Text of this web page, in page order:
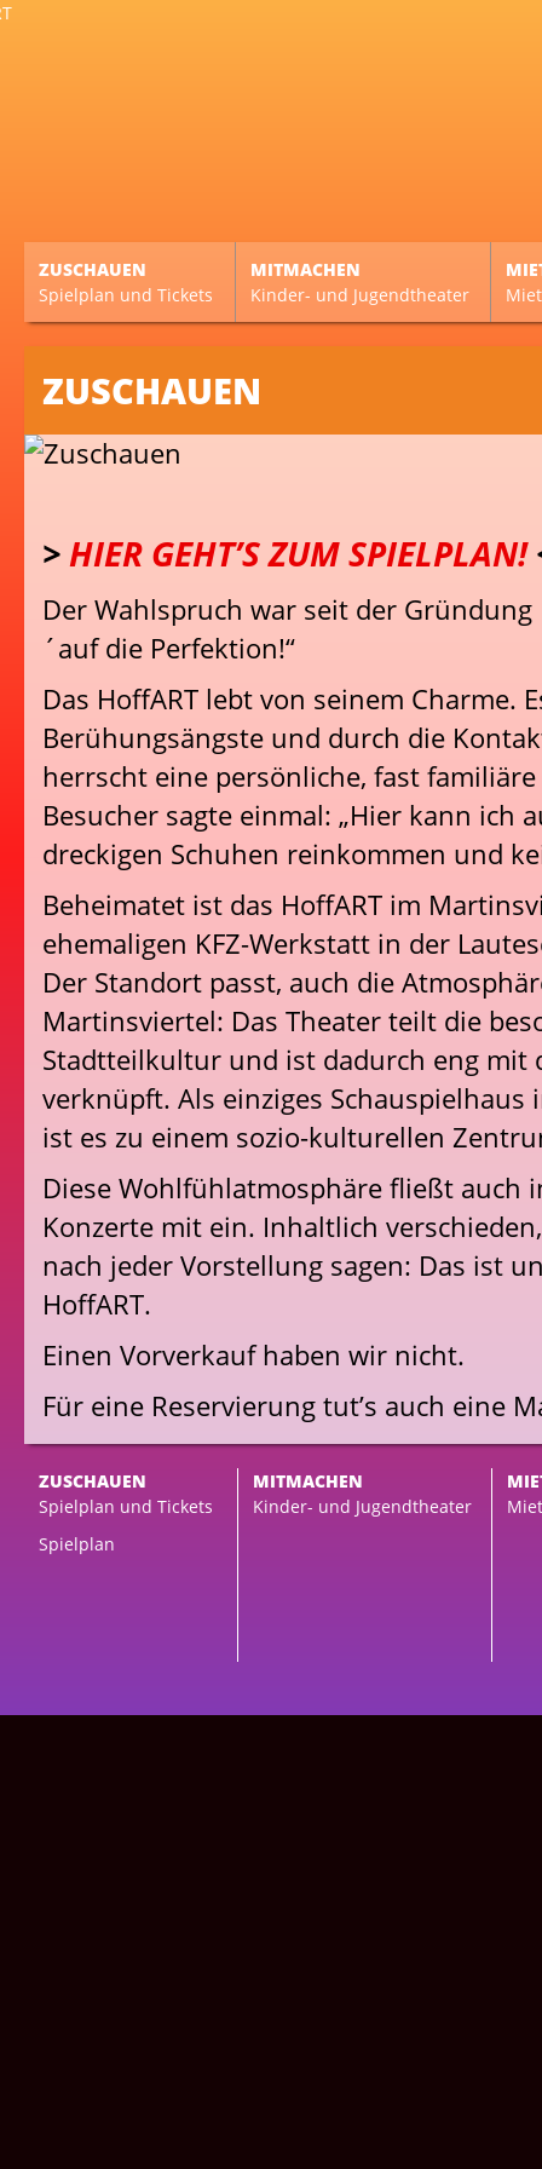
ZUSCHAUEN
Spielplan und Tickets
MITMACHEN
Kinder- und Jugendtheater
ZUSCHAUEN
>HIER GEHT’S ZUM SPIELPLAN!
Der Wahlspruch war seit der Gründung
´auf die Perfektion!“
Das HoffART lebt von seinem Charme.
Berühungsängste und durch die
herrscht eine persönliche, fast
Besucher sagte einmal: „Hier kann ich
dreckigen Schuhen reinkommen und
Beheimatet ist das HoffART im
ehemaligen KFZ-Werkstatt in der
Der Standort passt, auch die
Martinsviertel: Das Theater teilt die
Stadtteilkultur und ist dadurch eng mit
verknüpft. Als einziges
ist es zu einem sozio-kulturellen
Diese Wohlfühlatmosphäre fließt auch
Konzerte mit ein. Inhaltlich
nach jeder Vorstellung sagen: Das ist
HoffART.
Einen Vorverkauf haben wir nicht.
Für eine Reservierung tut’s auch eine
ZUSCHAUEN
Spielplan und Tickets
Spielplan
MITMACHEN
Kinder- und Jugendtheater